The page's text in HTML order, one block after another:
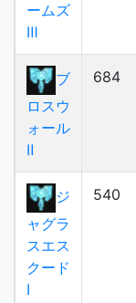
ームズ
Ⅲ
ブ
ロスウ
ォール
Ⅱ
684
ジ
ャグラ
スエス
クード
Ⅰ
540